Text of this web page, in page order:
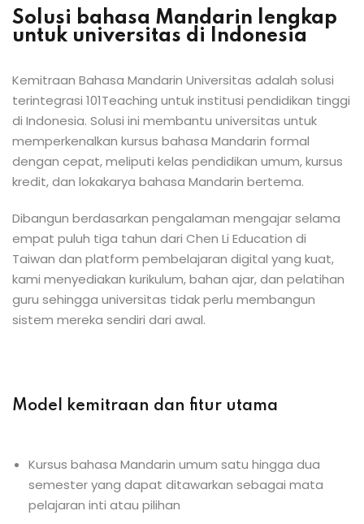
Solusi bahasa Mandarin lengkap
untuk universitas di Indonesia
Kemitraan Bahasa Mandarin Universitas adalah solusi
terintegrasi 101Teaching untuk institusi pendidikan tinggi
di Indonesia. Solusi ini membantu universitas untuk
memperkenalkan kursus bahasa Mandarin formal
dengan cepat, meliputi kelas pendidikan umum, kursus
kredit, dan lokakarya bahasa Mandarin bertema.
Dibangun berdasarkan pengalaman mengajar selama
empat puluh tiga tahun dari Chen Li Education di
Taiwan dan platform pembelajaran digital yang kuat,
kami menyediakan kurikulum, bahan ajar, dan pelatihan
guru sehingga universitas tidak perlu membangun
sistem mereka sendiri dari awal.
Model kemitraan dan fitur utama
Kursus bahasa Mandarin umum satu hingga dua
semester yang dapat ditawarkan sebagai mata
pelajaran inti atau pilihan
Daftar
Sudah memiliki akun?Masuk